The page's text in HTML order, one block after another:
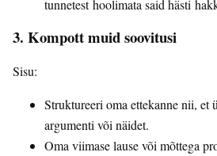
tunnetest hoolimata said hästi
3. Kompott muid soovitusi
Sisu:
Struktureeri oma ettekanne nii, et
argumenti või näidet.
Oma viimase lause või mõttega